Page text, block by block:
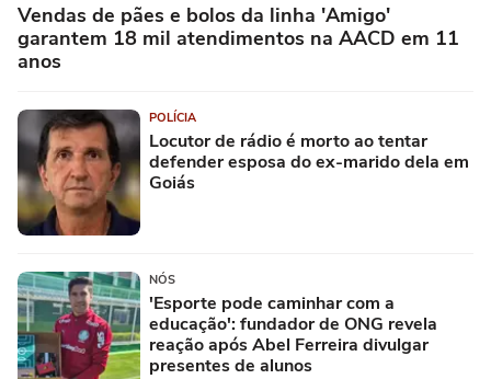
Vendas de pães e bolos da linha 'Amigo'
garantem 18 mil atendimentos na AACD em 11
anos
POLÍCIA
Locutor de rádio é morto ao tentar
defender esposa do ex-marido dela em
Goiás
NÓS
'Esporte pode caminhar com a
educação': fundador de ONG revela
reação após Abel Ferreira divulgar
presentes de alunos